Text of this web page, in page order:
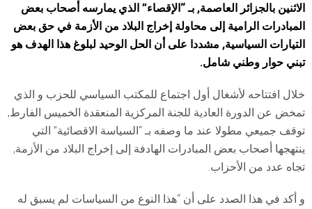
الاثنين بالجزائر العاصمة, بـ “الإقصاء” الذي يمارسه أصحاب بعض
المبادرات الرامية إلى محاولة إخراج البلاد من الأزمة في حق بعض
التيارات السياسية, مشددا على أن الحل الوحيد لبلوغ هذا الهدف هو
تبني حوار وطني شامل.
خلال افتتاحه لأشغال أول اجتماع للمكتب السياسي للحزب و الذي
تمخض عن الدورة العادية للجنة المركزية المنعقدة الخميس الفارط,
توقف جميعي مطولا عند ما وصفه بـ “السياسة الاقصائية” التي
ينتهجها أصحاب بعض المبادرات الهادفة إلى إخراج البلاد من الأزمة,
تجاه عدد من الأحزاب.
و أكد في هذا الصدد على أن “هذا النوع من السياسات لم يسبق له